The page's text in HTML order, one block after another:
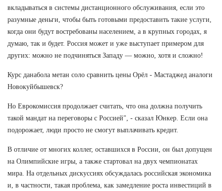
вкладываться в системы дистанционного обслуживания, если это
разумные деньги, чтобы быть готовыми предоставить такие услуги,
когда они будут востребованы населением, а в крупных городах, я
думаю, так и будет. Россия может и уже выступает примером для
других: можно не подчиняться Западу — можно, хотя и сложно!
Курс данабола метан соло сравнить цены Орёл - Мастаджед аналоги
Новокуйбышевск?
Но Еврокомиссия продолжает считать, что она должна получить
такой мандат на переговоры с Россией", - сказал Юнкер. Если она
подорожает, люди просто не смогут выплачивать кредит.
В отличие от многих коллег, оставшихся в России, он был допущен
на Олимпийские игры, а также стартовал на двух чемпионатах
мира. На отдельных дискуссиях обсуждалась российская экономика
и, в частности, такая проблема, как замедление роста инвестиций в